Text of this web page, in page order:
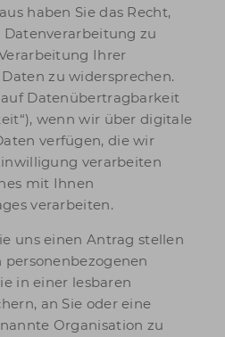
haben Sie das Recht,
zu
Ihrer
zu widersprechen.
auf Datenübertragbarkeit
wenn wir über digitale
verfügen, die wir
verarbeiten
mit Ihnen
verarbeiten.
uns einen Antrag stellen
in einer lesbaren
an Sie oder eine
Organisation zu